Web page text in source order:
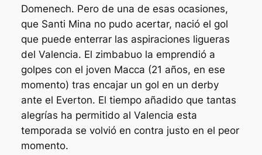
Domenech. Pero de una de esas ocasiones,
que Santi Mina no pudo acertar, nació el gol
que puede enterrar las aspiraciones ligueras
del Valencia. El zimbabuo la emprendió a
golpes con el joven Macca (21 años, en ese
momento) tras encajar un gol en un derby
ante el Everton. El tiempo añadido que tantas
alegrías ha permitido al Valencia esta
temporada se volvió en contra justo en el peor
momento.